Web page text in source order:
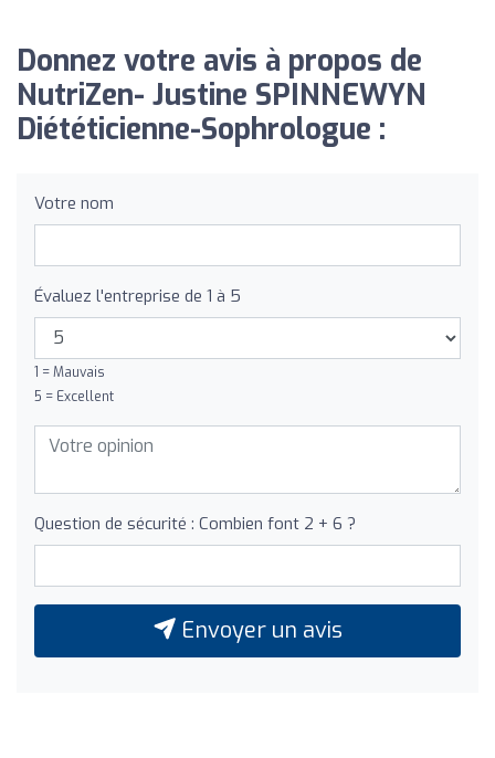
Donnez votre avis à propos de
NutriZen- Justine SPINNEWYN
Diététicienne-Sophrologue :
Votre nom
Évaluez l'entreprise de 1 à 5
1 = Mauvais
5 = Excellent
Question de sécurité : Combien font 2 + 6 ?
Envoyer un avis